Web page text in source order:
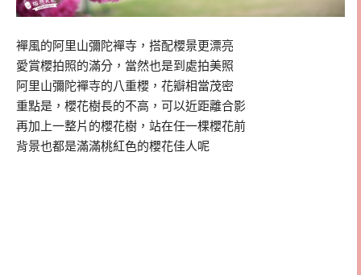
襌風的阿里山彌陀襌寺，搭配櫻景更漂亮
愛賞櫻拍照的滿分，當然也是到處拍美照
阿里山彌陀襌寺的八重櫻，花瓣相當茂密
重點是，櫻花樹長的不高，可以近距離合影
再加上一整片的櫻花樹，站在任一棵櫻花前
背景也都是滿滿桃紅色的櫻花佳人呢